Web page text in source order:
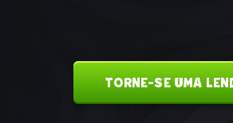
TORNE-SE UMA